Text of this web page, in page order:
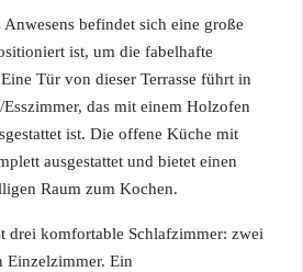
befindet sich eine große
ist, um die fabelhafte
Tür von dieser Terrasse führt in
das mit einem Holzofen
ist. Die offene Küche mit
ausgestattet und bietet einen
Raum zum Kochen.
drei komfortable Schlafzimmer: zwei
Einzelzimmer. Ein